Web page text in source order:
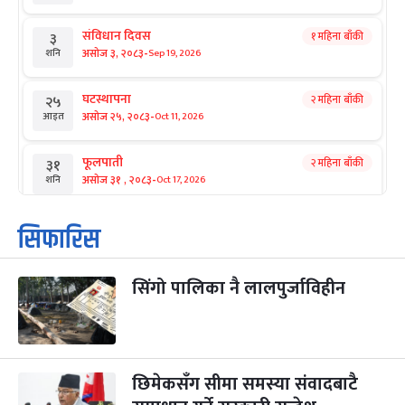
३
शनि
संविधान दिवस
असोज ३, २०८३-Sep 19, 2026
१ महिना बाँकी
२५
आइत
घटस्थापना
असोज २५, २०८३-Oct 11, 2026
२ महिना बाँकी
३१
शनि
फूलपाती
असोज ३१ , २०८३-Oct 17, 2026
२ महिना बाँकी
१
आइत
कार्तिक सङ्क्रान्ति
कार्तिक १, २०८३
३
मंगल
महानवमी
कार्तिक ३, २०८३
२ महिना बाँकी
४
कार्तिक ४, २०८३ -Oct 21, 2026
सिफारिस
सिंगो पालिका नै लालपुर्जाविहीन
छिमेकसँग सीमा समस्या संवादबाटै